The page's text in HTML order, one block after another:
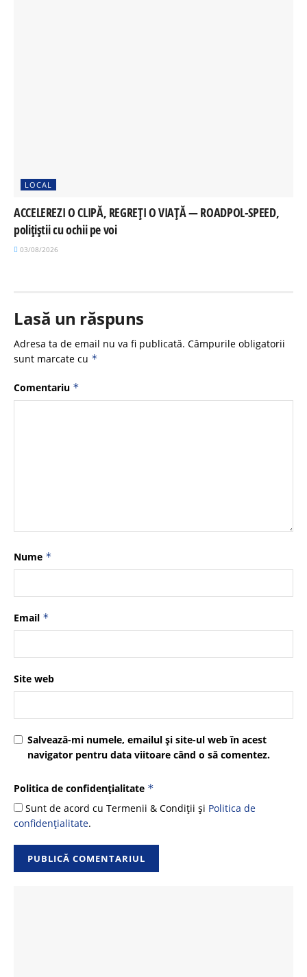
LOCAL
ACCELEREZI O CLIPĂ, REGREȚI O VIAȚĂ — ROADPOL-SPEED,
polițiștii cu ochii pe voi
03/08/2026
Lasă un răspuns
Adresa ta de email nu va fi publicată. Câmpurile obligatorii
sunt marcate cu *
Comentariu *
Nume *
Email *
Site web
Salvează-mi numele, emailul și site-ul web în acest
navigator pentru data viitoare când o să comentez.
Politica de confidențialitate *
Sunt de acord cu Termenii & Condiții și Politica de
confidențialitate.